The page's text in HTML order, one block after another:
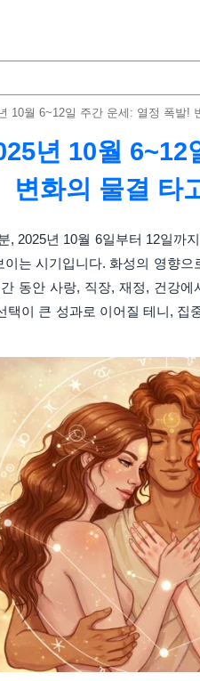
10월 6~12일 주간 운세: 열정 폭발!
년 10월
변화의 물결 타
, 2025년 10월 6일부터 12일까
는 시기입니다. 화성의 영향
동안 사랑, 직장, 재정, 건강
택이 큰 성과로 이어질 테니, 집